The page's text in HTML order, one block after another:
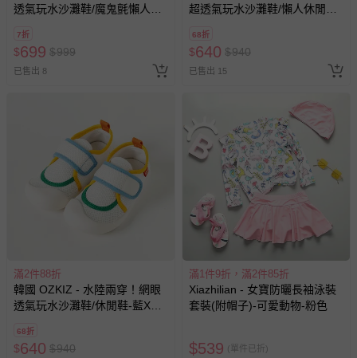
透氣玩水沙灘鞋/魔鬼氈懶人鞋-
7折
$699 $999
已售出 8
超透氣玩水沙灘鞋/懶人休閒鞋-
68折
$640 $940
已售出 15
滿2件88折
韓國 OZKIZ - 水陸兩穿！網眼
透氣玩水沙灘鞋/休閒鞋-藍X綠
68折
$640 $940
滿1件9折，滿2件85折
Xiazhilian - 女寶防曬長袖泳裝
套裝(附帽子)-可愛動物-粉色
$539 (單件已折)